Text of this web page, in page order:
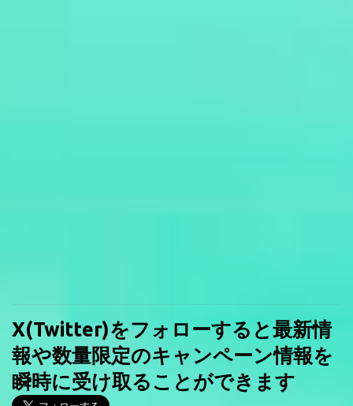
X(Twitter)をフォローすると最新情
報や数量限定のキャンペーン情報を
瞬時に受け取ることができます